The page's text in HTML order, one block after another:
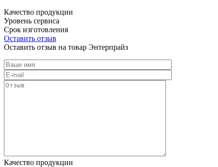
Качество продукции
Уровень сервиса
Срок изготовления
Оставить отзыв
Оставить отзыв на товар Энтерпрайз
Качество продукции